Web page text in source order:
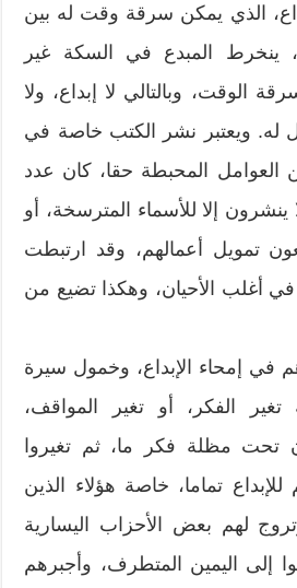
الذي يمكن سرقة وقت له بين
ينخرط المبدع في السكة غير
الوقت، وبالتالي لا إبداع، ولا
له. ويعتبر نشر الكتب خاصة في
من العوامل المحبطة حقا، كان عدد
ينشرون إلا للأسماء المترسخة، أو
تمويل أعمالهم، وقد ارتبطت
في أغلب الأحيان، وهكذا تضيع من
في إمحاء الإبداع، وخمول سيرة
تغير الفكر، أو تغير المواقف،
تحت مظلة فكر ما، ثم تغيروا
تماما، خاصة هؤلاء الذين
لهم بعض الأحزاب اليسارية
إلى اليمين المتطرف، وأجبرهم